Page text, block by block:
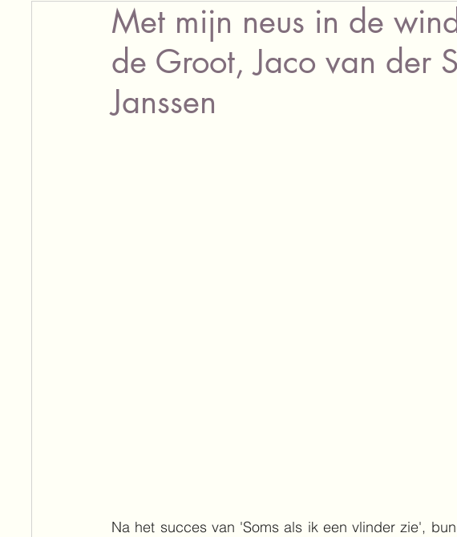
Sprookjes Young Adult Volwassenen Doe-en
Met mijn neus in de
de Groot, Jaco van der
Janssen
Na het succes van 'Soms als ik een vlinder zie',